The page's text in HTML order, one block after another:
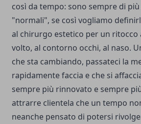
così da tempo: sono sempre di
"normali", se così vogliamo
al chirurgo estetico per un ritocco
volto, al contorno occhi, al naso.
che sta cambiando, passateci la
rapidamente faccia e che si
sempre più rinnovato e sempre
attrarre clientela che un tempo
neanche pensato di potersi